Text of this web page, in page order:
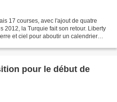
17 courses, avec l'ajout de quatre
2012, la Turquie fait son retour. Liberty
et ciel pour aboutir un calendrier
pour le début de